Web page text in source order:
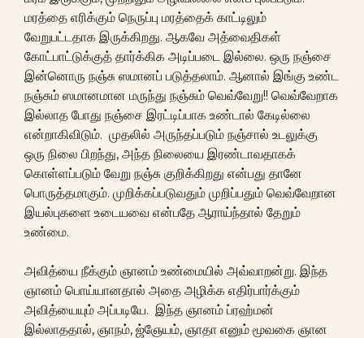
மரத்தை எரிக்கும் நெருப்பு மரத்தைக் காட்டிலும்
வேறுபட்டதாக இருக்கிறது. ஆகவே அத்வைதிகள்
கோட்பாட்டுக்குத் தார்க்கிக அடிப்படை இல்லை. ஒரு நஞ்சை
இன்னொரு நஞ்சு ஸமானப் படுத்தலாம். ஆனால் இங்கு உண்ட
நஞ்சும் ஸமானமான மருந்து நஞ்சும் வெவ்வேறு!! வெவ்வேறாக
இல்லாத போது நஞ்சை இரட்டிப்பாக உண்டால் கேடில்லை
என்றாகிவிடும். முதலில் அருந்தப்படும் நஞ்சால் உடலுக்கு
ஒரு நிலை பிறந்து, அந்த நிலையை இரண்டாவதாகக்
கொள்ளப்படும் வேறு நஞ்சு குறிக்கிறது என்பது தானே
பொருத்தமாகும். முறிக்கப்படுவதும் முறிப்பதும் வெவ்வேறான
இயல்புகளை உடையவை என்பதே ஆராய்ந்தால் தேறும்
உண்மை.
அவித்யை நீக்கும் ஞானம் உண்மையில் அவ்வாறன்று. இந்த
ஞானம் பொய்யானதால் அதை அழிக்க எதிர்பார்க்கும்
அவித்யையும் அப்படியே. இந்த ஞானம் ப்ரஹ்மன்
இல்லாததால், ஞாநம், ஜ்ஞேயம், ஞாதா எனும் மூவகை ஞான